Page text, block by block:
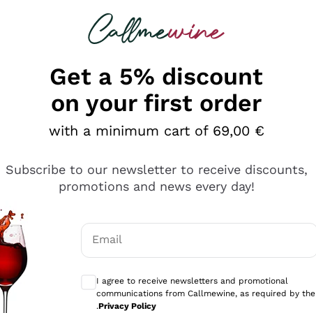
looking for
Get a 5% discount
on your first order
with a minimum cart of 69,00 €
Subscribe to our newsletter to receive discounts,
promotions and news every day!
Email
I agree to receive newsletters and promotional
communications from Callmewine, as required by the
.Privacy Policy